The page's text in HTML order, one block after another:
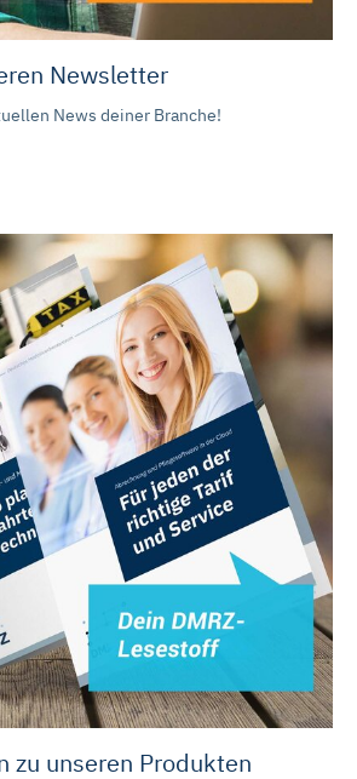
Newsletter
News deiner Branche!
zu unseren Produkten